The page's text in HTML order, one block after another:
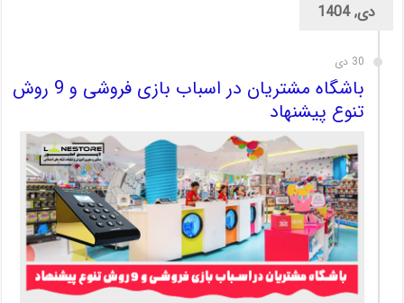
دی, 1404
30 دی
باشگاه مشتریان در اسباب بازی فروشی و 9 روش
تنوع پیشنهاد